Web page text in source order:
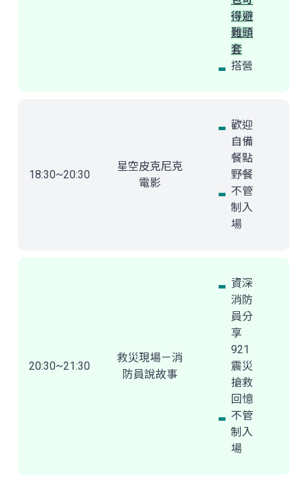
得避
難頭
套
搭營
18:30~20:30
星空皮克尼克
電影
歡迎
自備
餐點
野餐
不管
制入
場
20:30~21:30
救災現場－消
防員說故事
資深
消防
員分
享
921
震災
搶救
回憶
不管
制入
場